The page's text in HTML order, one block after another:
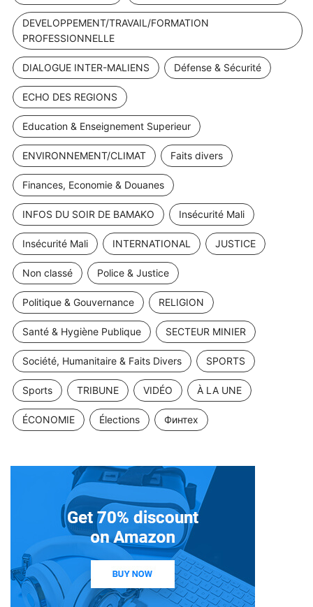
DEVELOPPEMENT/TRAVAIL/FORMATION
PROFESSIONNELLE
DIALOGUE INTER-MALIENS Défense & Sécurité
ECHO DES REGIONS
Education & Enseignement Superieur
ENVIRONNEMENT/CLIMAT Faits divers
Finances, Economie & Douanes
INFOS DU SOIR DE BAMAKO Insécurité Mali
Insécurité Mali INTERNATIONAL JUSTICE
Non classé Police & Justice
Politique & Gouvernance RELIGION
Santé & Hygiène Publique SECTEUR MINIER
Société, Humanitaire & Faits Divers SPORTS
Sports TRIBUNE VIDÉO À LA UNE
ÉCONOMIE Élections Финтех